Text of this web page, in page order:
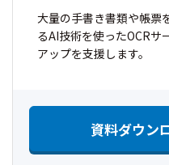
大量の手書き書類や帳票
るAI技術を使ったOCRサ
アップを支援します。
資料ダウン